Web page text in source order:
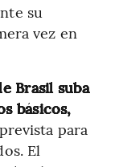
su
vez en
Brasil suba
básicos,
para
El